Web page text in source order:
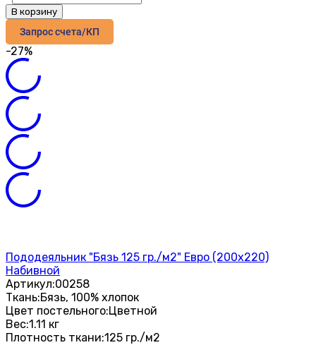
В корзину
Запрос счета/КП
-27%
Пододеяльник "Бязь 125 гр./м2" Евро (200х220)
Набивной
Артикул:00258
Ткань:Бязь, 100% хлопок
Цвет постельного:Цветной
Вес:1.11 кг
Плотность ткани:125 гр./м2